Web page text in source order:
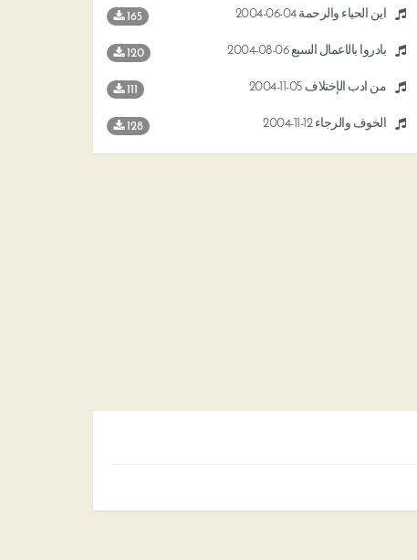
أين الحياء والرحمة 04-06-2004 165
بادروا بالأعمال السبع 06-08-2004 120
من أدب الإختلاف 05-11-2004 111
الخوف والرجاء 12-11-2004 128